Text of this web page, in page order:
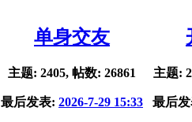
单身交友
主题: 2405, 帖数: 26861
最后发表: 2026-7-29 15:33
主题:
最后